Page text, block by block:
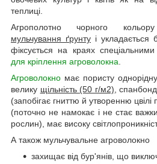
теплиці.
Агрополотно чорного
мульчування ґрунту і укладається
фіксується на краях спеціальними
для кріплення агроволокна
Агроволокно має пористу
велику щільність (50 г/м2) ,
(запобігає гниттю й утворенню цвілі
(поточно не намокає і не стає
рослин), має високу
А також мульчувальне агроволокно
захищає від бур'янів, що